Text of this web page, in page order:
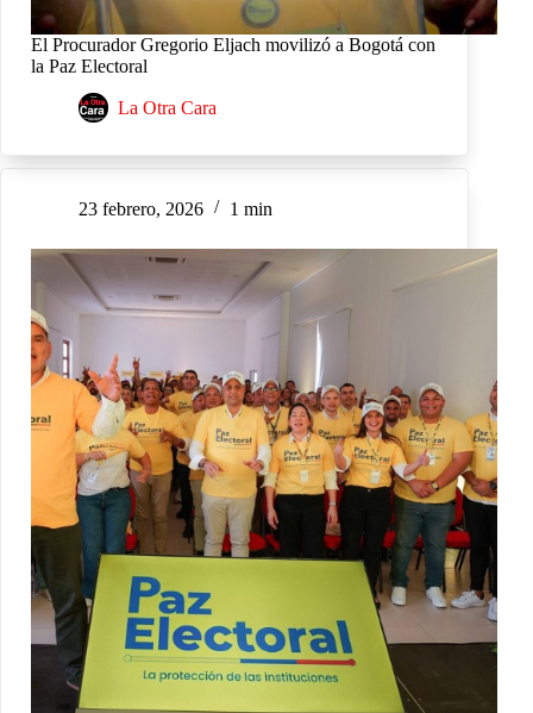
El Procurador Gregorio Eljach movilizó a Bogotá con
la Paz Electoral
La Otra Cara
23 febrero, 2026 1 min